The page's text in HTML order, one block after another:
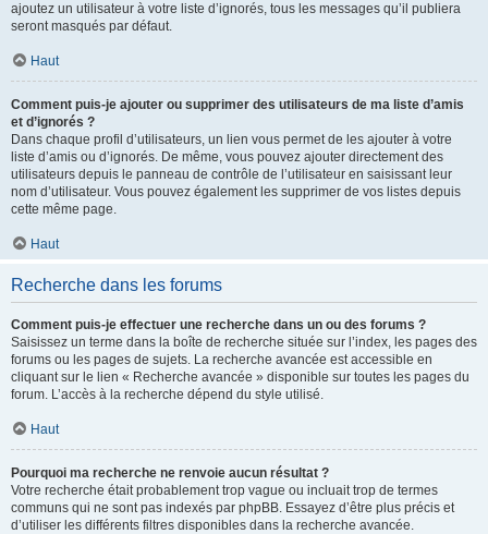
ajoutez un utilisateur à votre liste d’ignorés, tous les messages qu’il publiera
seront masqués par défaut.
Haut
Comment puis-je ajouter ou supprimer des utilisateurs de ma liste d’amis
et d’ignorés ?
Dans chaque profil d’utilisateurs, un lien vous permet de les ajouter à votre
liste d’amis ou d’ignorés. De même, vous pouvez ajouter directement des
utilisateurs depuis le panneau de contrôle de l’utilisateur en saisissant leur
nom d’utilisateur. Vous pouvez également les supprimer de vos listes depuis
cette même page.
Haut
Recherche dans les forums
Comment puis-je effectuer une recherche dans un ou des forums ?
Saisissez un terme dans la boîte de recherche située sur l’index, les pages des
forums ou les pages de sujets. La recherche avancée est accessible en
cliquant sur le lien « Recherche avancée » disponible sur toutes les pages du
forum. L’accès à la recherche dépend du style utilisé.
Haut
Pourquoi ma recherche ne renvoie aucun résultat ?
Votre recherche était probablement trop vague ou incluait trop de termes
communs qui ne sont pas indexés par phpBB. Essayez d’être plus précis et
d’utiliser les différents filtres disponibles dans la recherche avancée.